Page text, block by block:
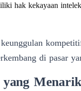
hak kekayaan
di pasar
Menarik